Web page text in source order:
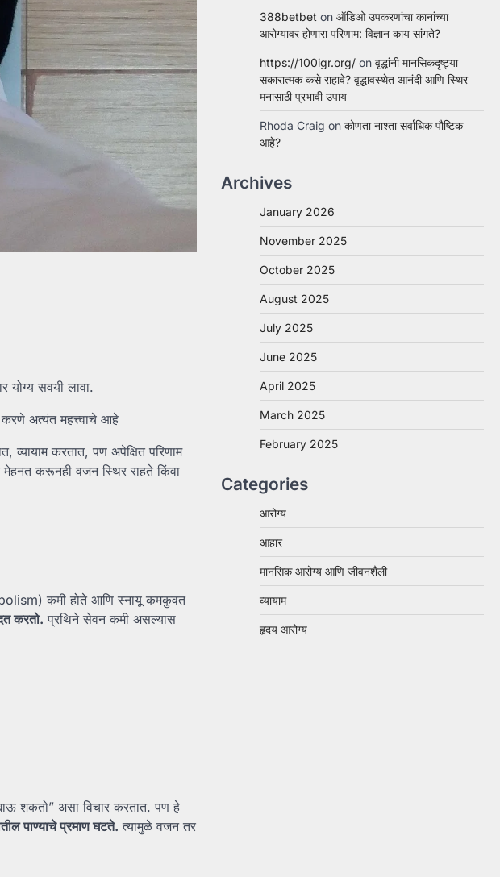
योग्य सवयी लावा.
अत्यंत महत्त्वाचे आहे
करतात, पण अपेक्षित परिणाम
मेहनत करूनही वजन स्थिर राहते किंवा
कमी होते आणि स्नायू कमकुवत
करतो. प्रथिने सेवन कमी असल्यास
शकतो” असा विचार करतात. पण हे
पाण्याचेप्रमाणघटते. त्यामुळे वजन तर
388betbet on ऑडिओ उपकरणांचा कानांच्या
आरोग्यावर होणारा परिणाम: विज्ञान काय सांगते?
https://100igr.org/ on वृद्धांनी मानसिकदृष्ट्या
सकारात्मक कसे राहावे? वृद्धावस्थेत आनंदी आणि स्थिर
मनासाठी प्रभावी उपाय
Rhoda Craig on कोणता नाश्ता सर्वाधिक पौष्टिक
आहे?
Archives
January 2026
November 2025
October 2025
August 2025
July 2025
June 2025
April 2025
March 2025
February 2025
Categories
आरोग्य
आहार
मानसिक आरोग्य आणि जीवनशैली
व्यायाम
हृदय आरोग्य